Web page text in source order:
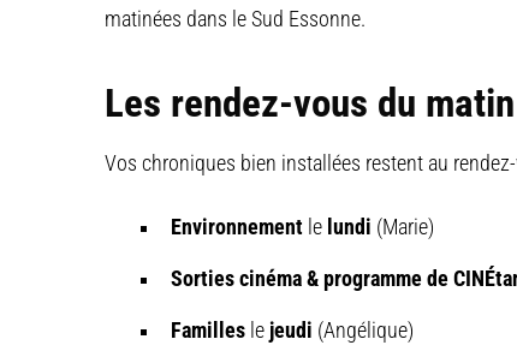
matinées dans le Sud Essonne.
Les rendez-vous du
Vos chroniques bien installées restent au
Environnement le lundi (Marie)
Sorties cinéma & programme de
Familles le jeudi (Angélique)